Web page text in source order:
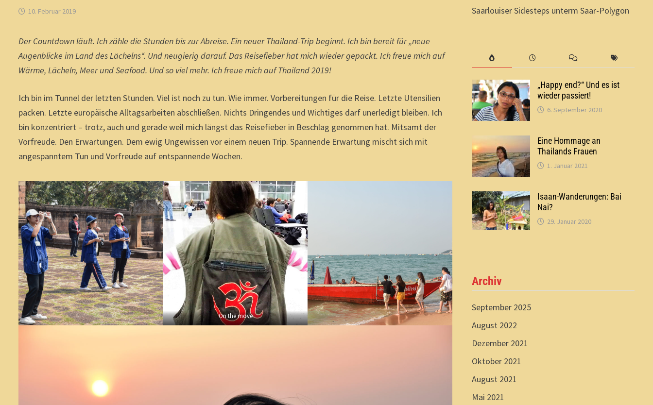
10. Februar 2019
Der Countdown läuft. Ich zähle die Stunden bis zur Abreise. Ein neuer Thailand-Trip beginnt. Ich bin bereit für „neue
Augenblicke im Land des Lächelns“. Und neugierig darauf. Das Reisefieber hat mich wieder gepackt. Ich freue mich auf
Wärme, Lächeln, Meer und Seafood. Und so viel mehr. Ich freue mich auf Thailand 2019!
Ich bin im Tunnel der letzten Stunden. Viel ist noch zu tun. Wie immer. Vorbereitungen für die Reise. Letzte Utensilien
packen. Letzte europäische Alltagsarbeiten abschließen. Nichts Dringendes und Wichtiges darf unerledigt bleiben. Ich
bin konzentriert – trotz, auch und gerade weil mich längst das Reisefieber in Beschlag genommen hat. Mitsamt der
Vorfreude. Den Erwartungen. Dem ewig Ungewissen vor einem neuen Trip. Spannende Erwartung mischt sich mit
angespanntem Tun und Vorfreude auf entspannende Wochen.
On the move
Saarlouiser Sidesteps unterm Saar-Polygon
„Happy end?“ Und es ist
wieder passiert!
6. September 2020
Eine Hommage an
Thailands Frauen
1. Januar 2021
Isaan-Wanderungen: Bai
Nai?
29. Januar 2020
Archiv
September 2025
August 2022
Dezember 2021
Oktober 2021
August 2021
Mai 2021